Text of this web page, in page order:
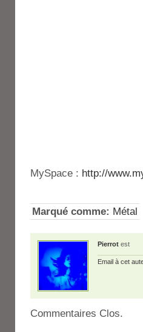
MySpace : http://
Marqué comme: Métal
Pierrot est
Email à cet
Commentaires Clos.